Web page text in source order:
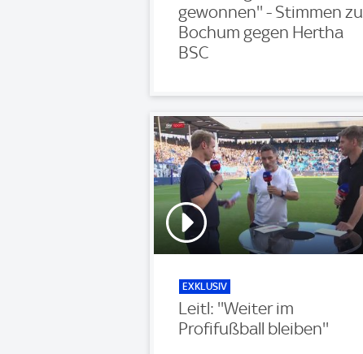
gewonnen'' - Stimmen zu
Bochum gegen Hertha
BSC
EXKLUSIV
Leitl: ''Weiter im
Profifußball bleiben''